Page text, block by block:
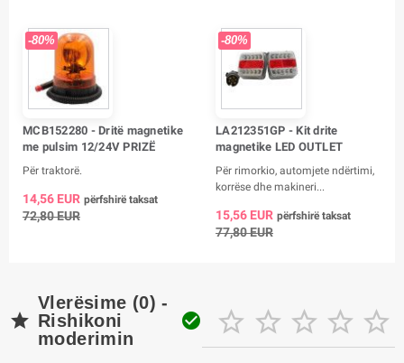
-80%
MCB152280 - Dritë magnetike
me pulsim 12/24V PRIZË
Për traktorë.
14,56 EUR përfshirë taksat
72,80 EUR
-80%
LA212351GP - Kit drite
magnetike LED OUTLET
Për rimorkio, automjete ndërtimi,
korrëse dhe makineri...
15,56 EUR përfshirë taksat
77,80 EUR

Vlerësime (0) -
Rishikoni
moderimin
     